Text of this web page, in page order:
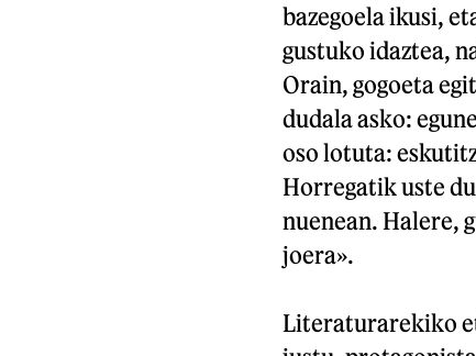
bazegoela ikusi,
gustuko idaztea,
Orain, gogoeta
dudala asko:
oso lotuta:
Horregatik uste
nuenean. Halere,
joera».
Literaturarekiko